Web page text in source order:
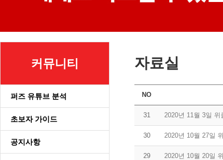
커뮤니티
퍼즈 유튜브 분석
초보자 가이드
공지사항
자료실
NO
31 2020년 11월 3일 위
30 2020년 10월 27일
29 2020년 10월 20일